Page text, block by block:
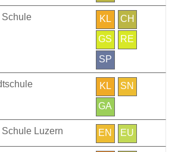
Schule
KL
CH
GS
RE
SP
KL
SN
GA
Luzern EN EU